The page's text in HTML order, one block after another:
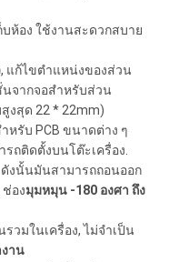
ห้อง ใช้งานสะดวกสบาย
, แก้ไขตําแหน่งของส่วน
จากจอสําหรับส่วน
งสุด 22 * 22mm)
หรับ PCB ขนาดต่าง ๆ
รถติดตั้งบนโต๊ะเครื่อง.
งนั้นมันสามารถถอนออก
องมุมหมุน -180 องศา ถึง
รวมในเครื่อง, ไม่จําเป็น
าน